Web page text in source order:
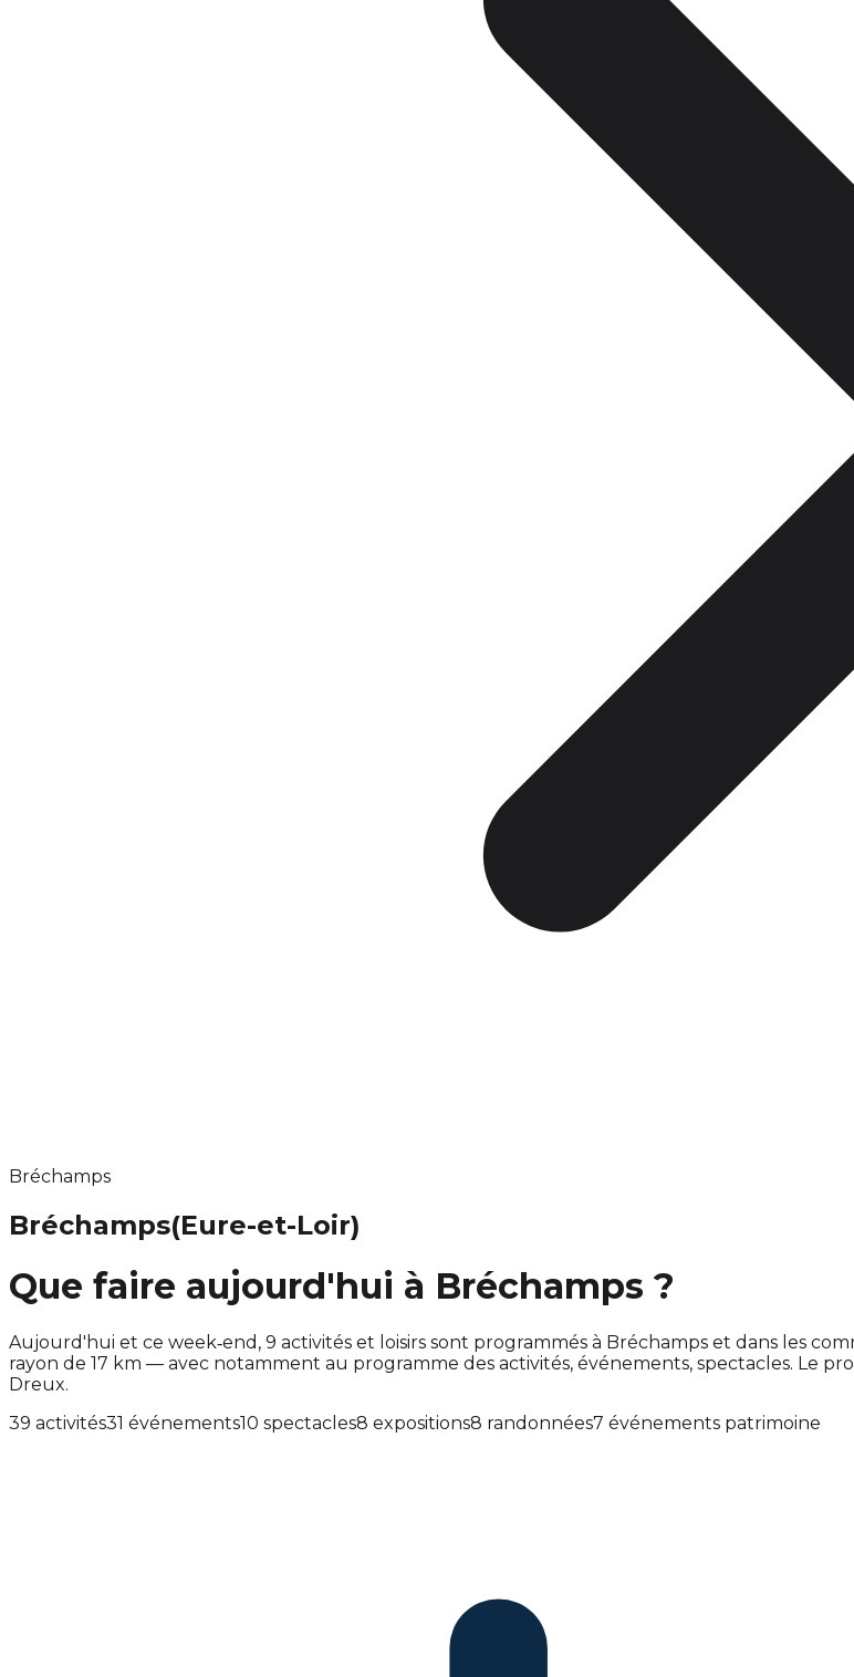
Bréchamps
Bréchamps(Eure-et-Loir)
Que faire aujourd'hui à Bréchamps ?
Aujourd'hui et ce week‑end, 9 activités et loisirs sont programmés à Bréchamps et dans les
rayon de 17 km — avec notamment au programme des activités, événements, spectacles. Le
Dreux.
39 activités31 événements10 spectacles8 expositions8 randonnées7 événements patrimoine